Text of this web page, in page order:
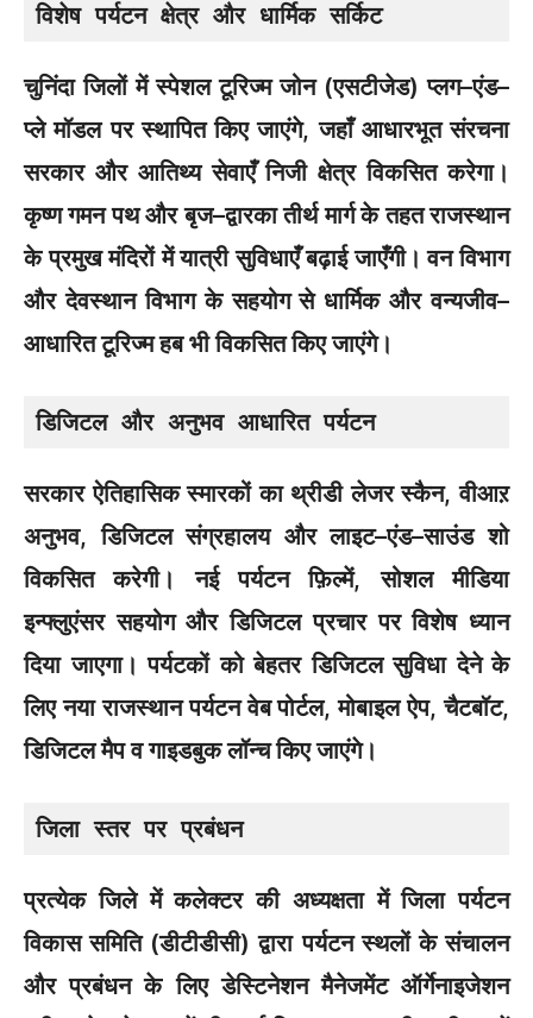
विशेष पर्यटन क्षेत्र और धार्मिक सर्किट
चुनिंदा जिलों में स्पेशल टूरिज्म जोन (एसटीजेड) प्लग–एंड–
प्ले मॉडल पर स्थापित किए जाएंगे, जहाँ आधारभूत संरचना
सरकार और आतिथ्य सेवाएँ निजी क्षेत्र विकसित करेगा।
कृष्ण गमन पथ और बृज–द्वारका तीर्थ मार्ग के तहत राजस्थान
के प्रमुख मंदिरों में यात्री सुविधाएँ बढ़ाई जाएँगी। वन विभाग
और देवस्थान विभाग के सहयोग से धार्मिक और वन्यजीव–
आधारित टूरिज्म हब भी विकसित किए जाएंगे।
डिजिटल और अनुभव आधारित पर्यटन
सरकार ऐतिहासिक स्मारकों का थ्रीडी लेजर स्कैन, वीआऱ
अनुभव, डिजिटल संग्रहालय और लाइट–एंड–साउंड शो
विकसित करेगी। नई पर्यटन फ़िल्में, सोशल मीडिया
इन्फ्लुएंसर सहयोग और डिजिटल प्रचार पर विशेष ध्यान
दिया जाएगा। पर्यटकों को बेहतर डिजिटल सुविधा देने के
लिए नया राजस्थान पर्यटन वेब पोर्टल, मोबाइल ऐप, चैटबॉट,
डिजिटल मैप व गाइडबुक लॉन्च किए जाएंगे।
जिला स्तर पर प्रबंधन
प्रत्येक जिले में कलेक्टर की अध्यक्षता में जिला पर्यटन
विकास समिति (डीटीडीसी) द्वारा पर्यटन स्थलों के संचालन
और प्रबंधन के लिए डेस्टिनेशन मैनेजमेंट ऑर्गेनाइजेशन